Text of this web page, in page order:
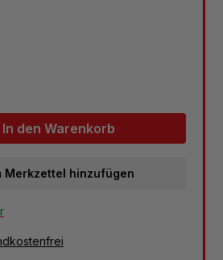
In den Warenkorb
Merkzettel hinzufügen